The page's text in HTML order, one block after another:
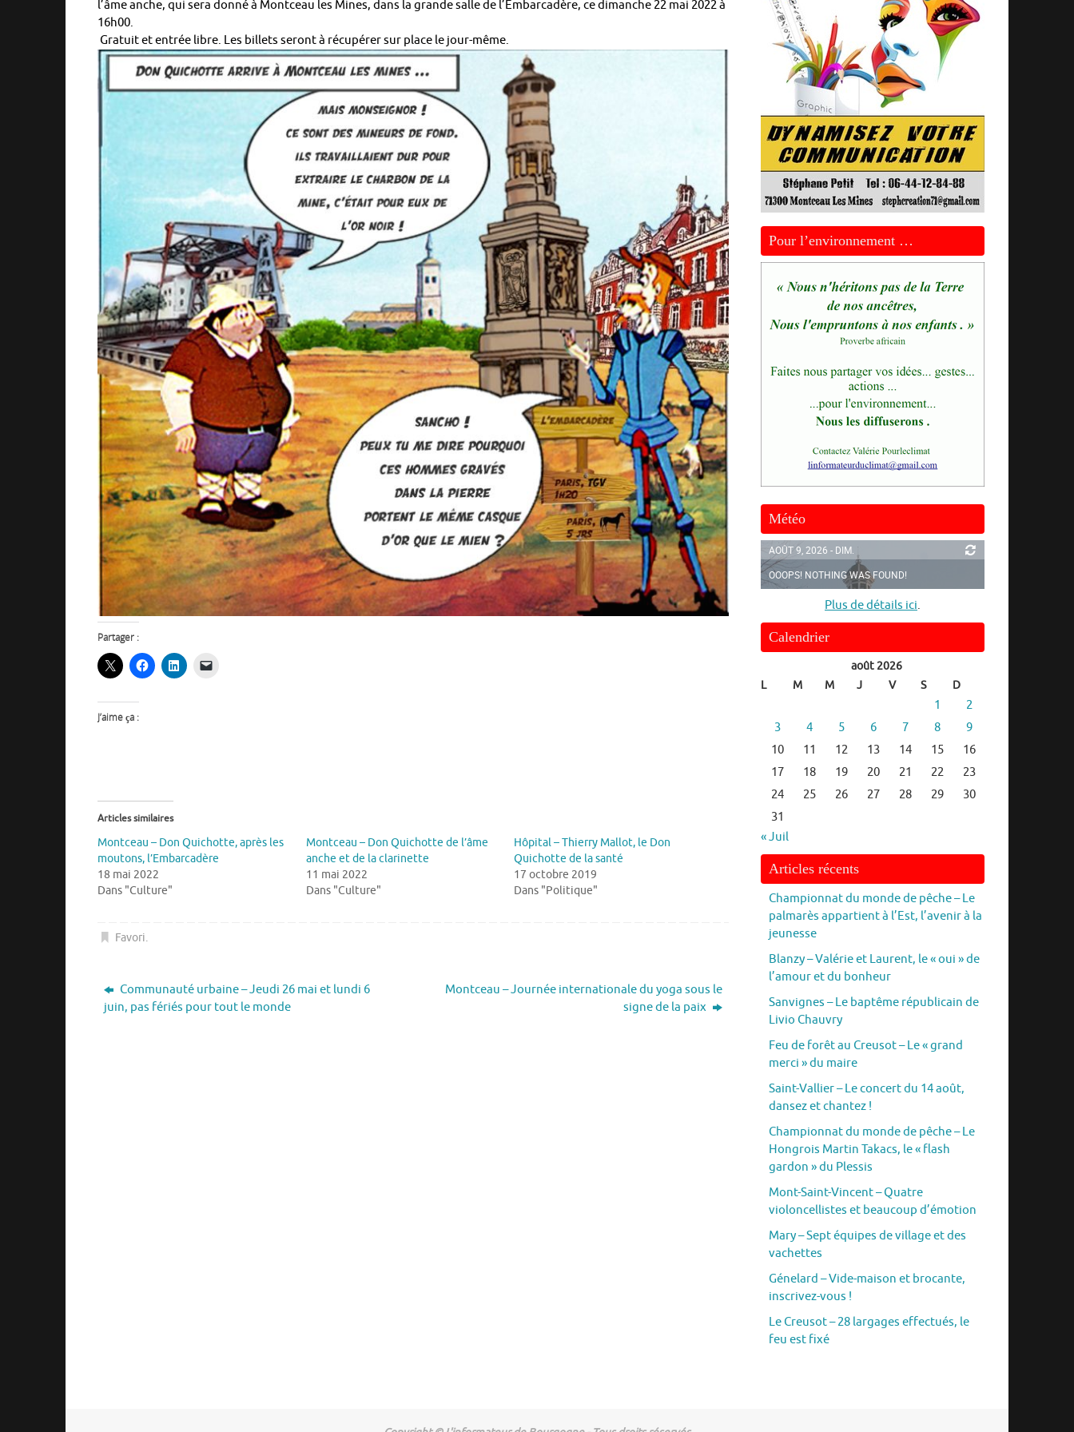
l’âme anche, qui sera donné à Montceau les Mines, dans la grande salle de l’Embarcadère, ce dimanche 22 mai 2022 à
16h00.
Gratuit et entrée libre. Les billets seront à récupérer sur place le jour-même.
Partager :
J’aime ça :
Articles similaires
Montceau – Don Quichotte, après les
moutons, l’Embarcadère
18 mai 2022
Dans "Culture"
Montceau – Don Quichotte de l’âme
anche et de la clarinette
11 mai 2022
Dans "Culture"
Hôpital – Thierry Mallot, le Don
Quichotte de la santé
17 octobre 2019
Dans "Politique"
Favori.
Communauté urbaine – Jeudi 26 mai et lundi 6
juin, pas fériés pour tout le monde
Montceau – Journée internationale du yoga sous le
signe de la paix
Pour l’environnement …
Météo
AOÛT 9, 2026 - DIM.
OOOPS! NOTHING WAS FOUND!
Plus de détails ici.
Calendrier
août 2026
L
M M J V S D
1
2
3
4 5 6 7 8
9
10
11 12 13 14 15
16
17
18 19 20 21 22
23
24
25 26 27 28 29
30
31
« Juil
Articles récents
Championnat du monde de pêche – Le
palmarès appartient à l’Est, l’avenir à la
jeunesse
Blanzy – Valérie et Laurent, le « oui » de
l’amour et du bonheur
Sanvignes – Le baptême républicain de
Livio Chauvry
Feu de forêt au Creusot – Le « grand
merci » du maire
Saint-Vallier – Le concert du 14 août,
dansez et chantez !
Championnat du monde de pêche – Le
Hongrois Martin Takacs, le « flash
gardon » du Plessis
Mont-Saint-Vincent – Quatre
violoncellistes et beaucoup d’émotion
Mary – Sept équipes de village et des
vachettes
Génelard – Vide-maison et brocante,
inscrivez-vous !
Le Creusot – 28 largages effectués, le
feu est fixé